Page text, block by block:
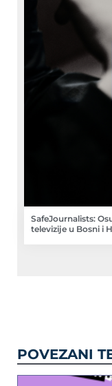
SafeJournalists:
televizije u Bosni i
POVEZANI